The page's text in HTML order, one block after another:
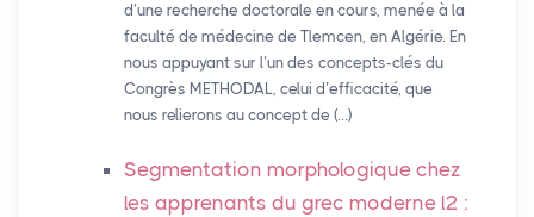
d’une recherche doctorale en cours, menée à la
faculté de médecine de Tlemcen, en Algérie. En
nous appuyant sur l’un des concepts-clés du
Congrès METHODAL, celui d’efficacité, que
nous relierons au concept de (…)
Segmentation morphologique chez
les apprenants du grec moderne l2 :